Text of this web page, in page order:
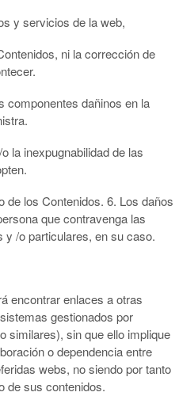
y servicios de la web,
ni la corrección de
componentes dañinos en la
la inexpugnabilidad de las
de los Contenidos. 6. Los daños
que contravenga las
y /o particulares, en su caso.
encontrar enlaces a otras
gestionados por
similares), sin que ello implique
o dependencia entre
webs, no siendo por tanto
de sus contenidos.